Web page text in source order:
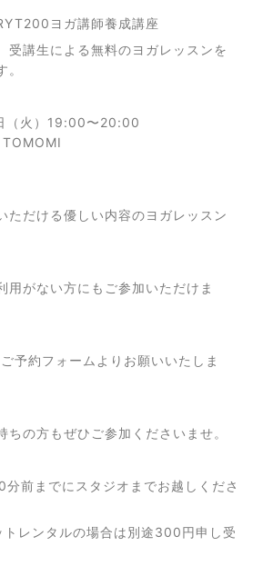
ヨガ講師養成講座
受講生による無料のヨガレッスンを
（火）19:00〜20:00
ただける優しい内容のヨガレッスン
用がない方にもご参加いただけま
予約フォームよりお願いいたしま
ちの方もぜひご参加くださいませ。
前までにスタジオまでお越しくださ
レンタルの場合は別途300円申し受